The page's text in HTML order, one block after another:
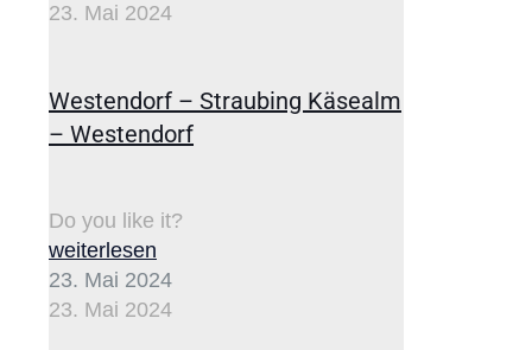
23. Mai 2024
Westendorf – Straubing Käsealm
– Westendorf
Do you like it?
weiterlesen
23. Mai 2024
23. Mai 2024